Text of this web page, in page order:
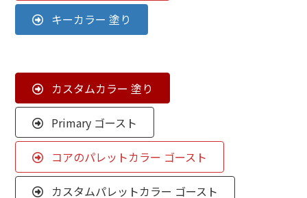
キーカラー 塗り
カスタムカラー 塗り
Primary ゴースト
コアのパレットカラー ゴースト
カスタムパレットカラー ゴースト